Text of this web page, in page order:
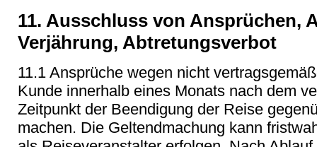
11. Ausschluss von Ansprüchen,
Verjährung, Abtretungsverbot
11.1 Ansprüche wegen nicht
Kunde innerhalb eines Monats nach dem
Zeitpunkt der Beendigung der Reise
machen. Die Geltendmachung kann